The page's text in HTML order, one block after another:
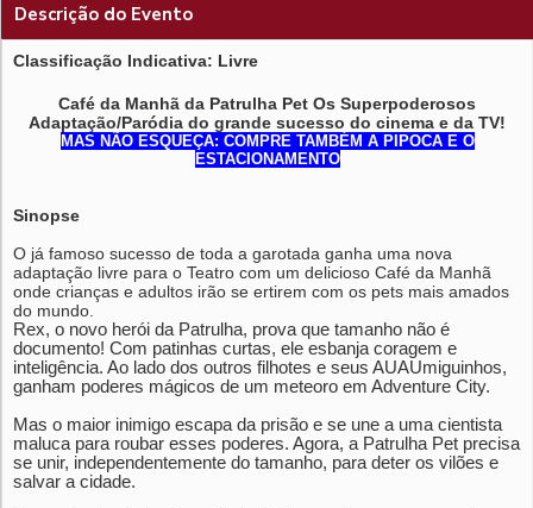
Descrição do Evento
Classificação Indicativa: Livre
Café da Manhã da Patrulha Pet Os Superpoderosos
Adaptação/Paródia do grande sucesso do cinema e da TV!
MAS NÃO ESQUEÇA: COMPRE TAMBÉM A PIPOCA E O
ESTACIONAMENTO
Sinopse
O já famoso sucesso de toda a garotada ganha uma nova
adaptação livre para o Teatro com um delicioso Café da Manhã
onde crianças e adultos irão se ertirem com os pets mais amados
do mundo.
Rex, o novo herói da Patrulha, prova que tamanho não é
documento! Com patinhas curtas, ele esbanja coragem e
inteligência. Ao lado dos outros filhotes e seus AUAUmiguinhos,
ganham poderes mágicos de um meteoro em Adventure City.
Mas o maior inimigo escapa da prisão e se une a uma cientista
maluca para roubar esses poderes. Agora, a Patrulha Pet precisa
se unir, independentemente do tamanho, para deter os vilões e
salvar a cidade.